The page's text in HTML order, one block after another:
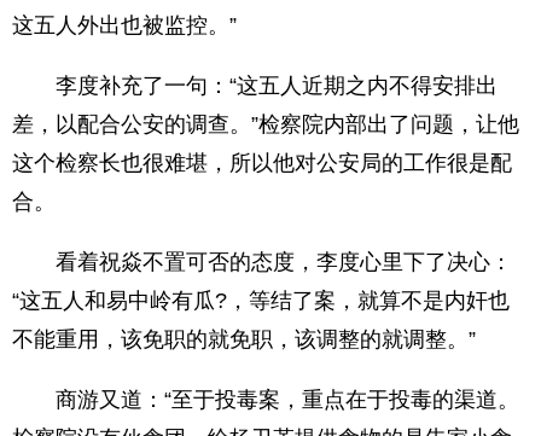
这五人外出也被监控。”
李度补充了一句：“这五人近期之内不得安排出
差，以配合公安的调查。”检察院内部出了问题，让他
这个检察长也很难堪，所以他对公安局的工作很是配
合。
看着祝焱不置可否的态度，李度心里下了决心：
“这五人和易中岭有瓜?，等结了案，就算不是内奸也
不能重用，该免职的就免职，该调整的就调整。”
商游又道：“至于投毒案，重点在于投毒的渠道。